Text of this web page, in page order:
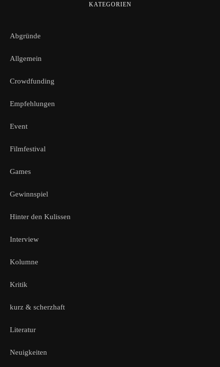
KATEGORIEN
Abgründe
Allgemein
Crowdfunding
Empfehlungen
Event
Filmfestival
Games
Gewinnspiel
Hinter den Kulissen
Interview
Kolumne
Kritik
kurz & scherzhaft
Literatur
Neuigkeiten